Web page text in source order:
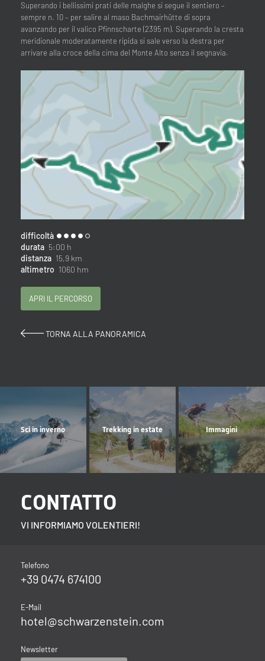
Superando i bellissimi prati delle malghe si segue il sentiero –
sempre n. 10 – per salire al maso Bachmairhütte di sopra
avanzando per il valico Pfinnscharte (2395 m). Superando la cresta
meridionale moderatamente ripida si sale verso la destra per
arrivare alla croce della cima del Monte Alto senza il segnavia.
difficoltà
durata 5:00 h
distanza 15,9 km
altimetro 1060 hm
APRI IL PERCORSO
TORNA ALLA PANORAMICA
Sci in inverno Trekking in estate Immagini
CONTATTO
VI INFORMIAMO VOLENTIERI!
Telefono
+39 0474 674100
E-Mail
hotel@schwarzenstein.com
Newsletter